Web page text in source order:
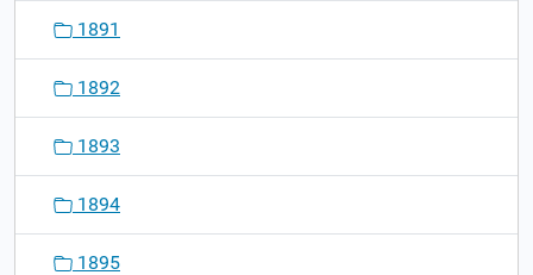
1891
1892
1893
1894
1895